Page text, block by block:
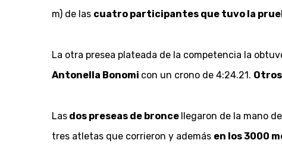
m) de las cuatro participantes que tuvo la
La otra presea plateada de la competencia la
Antonella Bonomi con un crono de 4:24.21.
Las dos preseas de bronce llegaron de la mano
tres atletas que corrieron y además en los 3000